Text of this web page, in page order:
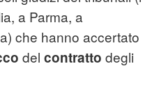
a Parma, a
che hanno accertato
del contratto degli